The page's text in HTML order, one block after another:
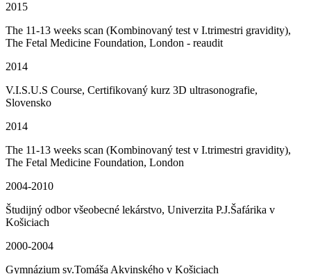
2015
The 11-13 weeks scan (Kombinovaný test v I.trimestri gravidity),
The Fetal Medicine Foundation, London - reaudit
2014
V.I.S.U.S Course, Certifikovaný kurz 3D ultrasonografie,
Slovensko
2014
The 11-13 weeks scan (Kombinovaný test v I.trimestri gravidity),
The Fetal Medicine Foundation, London
2004-2010
Študijný odbor všeobecné lekárstvo, Univerzita P.J.Šafárika v
Košiciach
2000-2004
Gymnázium sv.Tomáša Akvinského v Košiciach